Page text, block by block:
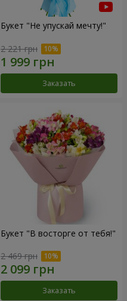
Букет "Не упускай мечту!"
2 221 грн
Заказать
Букет "В восторге от тебя!"
2 469 грн
Заказать